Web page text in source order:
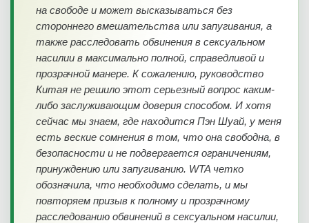
на свободе и может высказываться без
стороннего вмешательства или запугивания, а
также расследовать обвинения в сексуальном
насилии в максимально полной, справедливой и
прозрачной манере. К сожалению, руководство
Китая не решило этот серьезный вопрос каким-
либо заслуживающим доверия способом. И хотя
сейчас мы знаем, где находится Пэн Шуай, у меня
есть веские сомнения в том, что она свободна, в
безопасности и не подвергается ограничениям,
принуждению или запугиванию. WTA четко
обозначила, что необходимо сделать, и мы
повторяем призыв к полному и прозрачному
расследованию обвинений в сексуальном насилии,